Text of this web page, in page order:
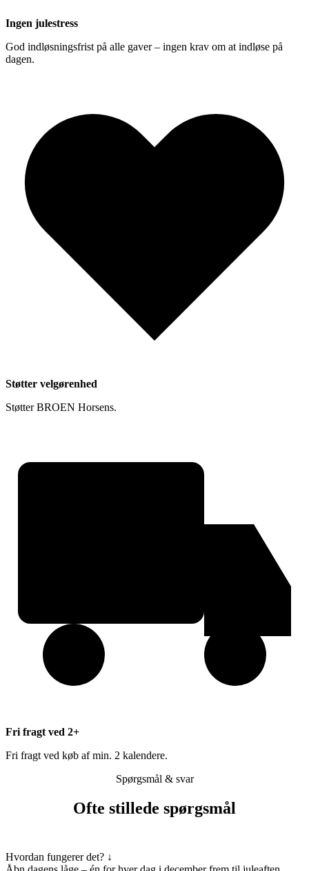
Ingen julestress
God indløsningsfrist på alle gaver – ingen krav om at indløse på
dagen.
Støtter velgørenhed
Støtter BROEN Horsens.
Fri fragt ved 2+
Fri fragt ved køb af min. 2 kalendere.
Spørgsmål & svar
Ofte stillede spørgsmål
Hvordan fungerer det? ↓